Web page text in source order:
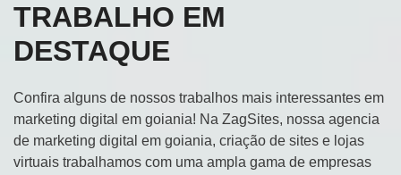
TRABALHO EM
DESTAQUE
Confira alguns de nossos trabalhos mais interessantes em
marketing digital em goiania! Na ZagSites, nossa agencia
de marketing digital em goiania, criação de sites e lojas
virtuais trabalhamos com uma ampla gama de empresas